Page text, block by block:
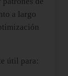
a largo
útil para: